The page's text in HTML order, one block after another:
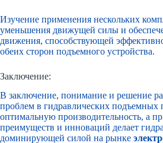
Изучение применения нескольких
уменьшения движущей силы и
движения, способствующей
обеих сторон подъемного устройства.
Заключение:
В заключение, понимание и решение
проблем в гидравлических подъемных
оптимальную производительность, а
преимуществ и инноваций делает
доминирующей силой на рынке